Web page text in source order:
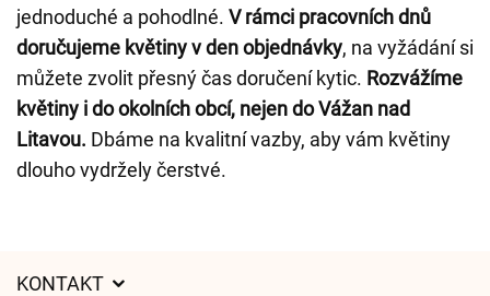
jednoduché a pohodlné. V rámci pracovních dnů
doručujeme květiny v den objednávky, na vyžádání si
můžete zvolit přesný čas doručení kytic. Rozvážíme
květiny i do okolních obcí, nejen do Vážan nad
Litavou. Dbáme na kvalitní vazby, aby vám květiny
dlouho vydržely čerstvé.
KONTAKT